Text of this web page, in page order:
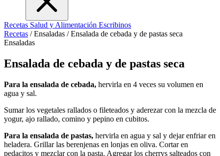
Recetas Salud y Alimentación Escribinos
Recetas / Ensaladas / Ensalada de cebada y de pastas seca
Ensaladas
Ensalada de cebada y de pastas seca
Para la ensalada de cebada, hervirla en 4 veces su volumen en
agua y sal.
Sumar los vegetales rallados o fileteados y aderezar con la mezcla de
yogur, ajo rallado, comino y pepino en cubitos.
Para la ensalada de pastas, hervirla en agua y sal y dejar enfriar en
heladera. Grillar las berenjenas en lonjas en oliva. Cortar en
pedacitos y mezclar con la pasta. Agregar los cherrys salteados con